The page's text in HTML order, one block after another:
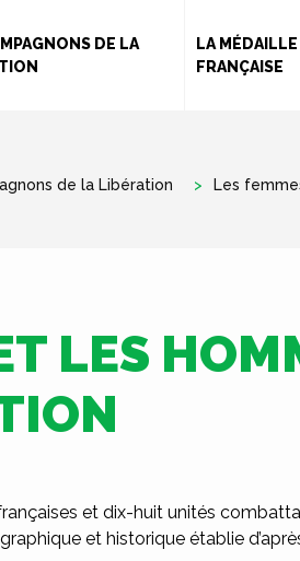
au
DE LA
LA
FRANÇAISE
de la Libération Les
LES
et dix-huit unités
et historique établie